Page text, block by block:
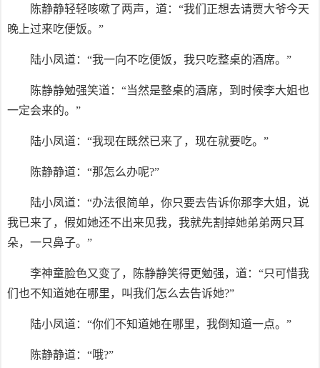
陈静静轻轻咳嗽了两声，道：“我们正想去请贾大爷今天
晚上过来吃便饭。”
陆小凤道：“我一向不吃便饭，我只吃整桌的酒席。”
陈静静勉强笑道：“当然是整桌的酒席，到时候李大姐也
一定会来的。”
陆小凤道：“我现在既然已来了，现在就要吃。”
陈静静道：“那怎么办呢?”
陆小凤道：“办法很简单，你只要去告诉你那李大姐，说
我已来了，假如她还不出来见我，我就先割掉她弟弟两只耳
朵，一只鼻子。”
李神童脸色又变了，陈静静笑得更勉强，道：“只可惜我
们也不知道她在哪里，叫我们怎么去告诉她?”
陆小凤道：“你们不知道她在哪里，我倒知道一点。”
陈静静道：“哦?”